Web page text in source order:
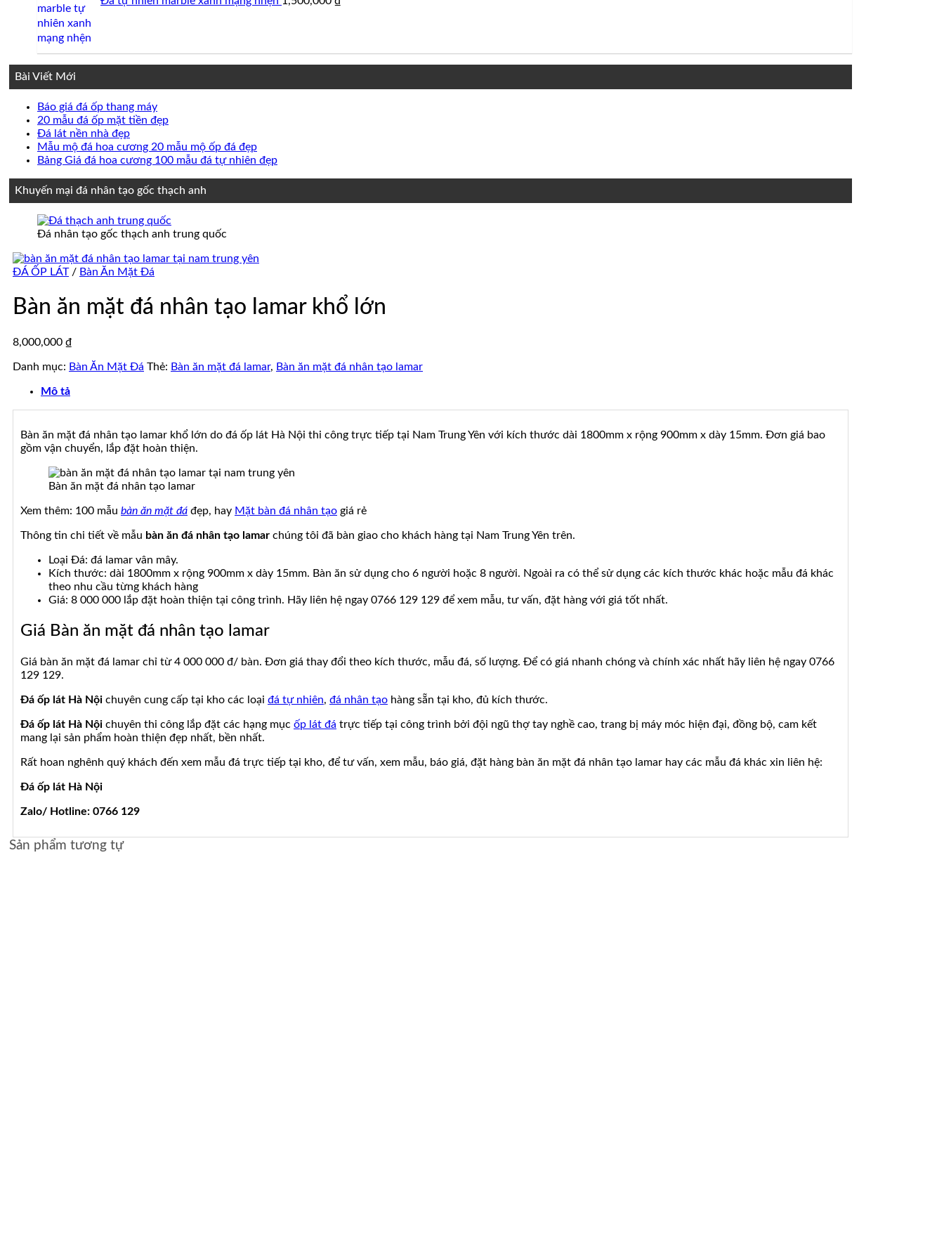
Bài Viết Mới
Báo giá đá ốp thang máyKhông
có
luận
ở
giá
thang
máy
20 mẫu đá ốp mặt tiền đẹpKhông
bình
luận
mẫu
ốp
mặt
tiền
đẹp
Đá lát nền nhà đẹpKhông
có
bình
Đá
nền
nhà
đẹp
Mẫu mộ đá hoa cương 20 mẫu mộ ốp đá đẹpKhông
có
cương
mộ
Bảng Giá đá hoa cương 100 mẫu đá tự nhiên đẹpKhông
mẫu
Khuyến mại đá nhân tạo gốc thạch anh
Đá nhân tạo gốc thạch anh trung quốc
ĐÁ ỐP LÁT / Bàn Ăn Mặt Đá
Bàn ăn mặt đá nhân tạo lamar khổ lớn
8,000,000 ₫
Danh mục: Bàn Ăn Mặt Đá Thẻ: Bàn ăn mặt đá lamar, Bàn ăn mặt đá nhân tạo lamar
Mô tả
Bàn ăn mặt đá nhân tạo lamar khổ lớn do đá ốp lát Hà Nội thi công trực tiếp tại Nam Trung Yên với kích thước dài 1800mm x rộng 900mm x dày 15mm. Đơn giá bao
gồm vận chuyển, lắp đặt hoàn thiện.
Bàn ăn mặt đá nhân tạo lamar
Xem thêm: 100 mẫu bàn ăn mặt đá đẹp, hay Mặt bàn đá nhân tạo giá rẻ
Thông tin chi tiết về mẫu bàn ăn đá nhân tạo lamar chúng tôi đã bàn giao cho khách hàng tại Nam Trung Yên trên.
Loại Đá: đá lamar vân mây.
Kích thước: dài 1800mm x rộng 900mm x dày 15mm. Bàn ăn sử dụng cho 6 người hoặc 8 người. Ngoài ra có thể sử dụng các kích thước khác hoặc mẫu đá khác
theo nhu cầu từng khách hàng
Giá: 8 000 000 lắp đặt hoàn thiện tại công trình. Hãy liên hệ ngay 0766 129 129 để xem mẫu, tư vấn, đặt hàng với giá tốt nhất.
Giá Bàn ăn mặt đá nhân tạo lamar
Giá bàn ăn mặt đá lamar chỉ từ 4 000 000 đ/ bàn. Đơn giá thay đổi theo kích thước, mẫu đá, số lượng. Để có giá nhanh chóng và chính xác nhất hãy liên hệ ngay 0766
129 129.
Đá ốp lát Hà Nội chuyên cung cấp tại kho các loại đá tự nhiên, đá nhân tạo hàng sẵn tại kho, đủ kích thước.
Đá ốp lát Hà Nội chuyên thi công lắp đặt các hạng mục ốp lát đá trực tiếp tại công trình bởi đội ngũ thợ tay nghề cao, trang bị máy móc hiện đại, đồng bộ, cam kết
mang lại sản phẩm hoàn thiện đẹp nhất, bền nhất.
Rất hoan nghênh quý khách đến xem mẫu đá trực tiếp tại kho, để tư vấn, xem mẫu, báo giá, đặt hàng bàn ăn mặt đá nhân tạo lamar hay các mẫu đá khác xin liên hệ:
Đá ốp lát Hà Nội
Zalo/ Hotline: 0766 129
Sản phẩm tương tự